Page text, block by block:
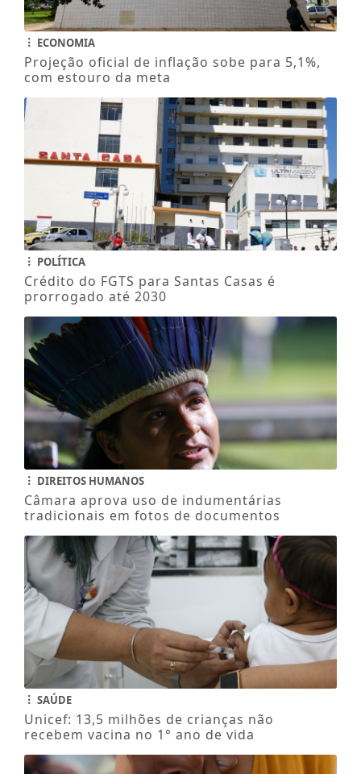
ECONOMIA
Projeção oficial de inflação sobe para 5,1%,
com estouro da meta
POLÍTICA
Crédito do FGTS para Santas Casas é
prorrogado até 2030
DIREITOS HUMANOS
Câmara aprova uso de indumentárias
tradicionais em fotos de documentos
SAÚDE
Unicef: 13,5 milhões de crianças não
recebem vacina no 1° ano de vida